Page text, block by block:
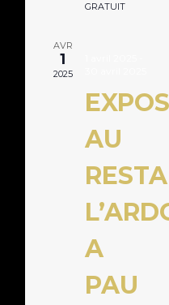
GRATUIT
AVR
1
2025
AU
A
PAU